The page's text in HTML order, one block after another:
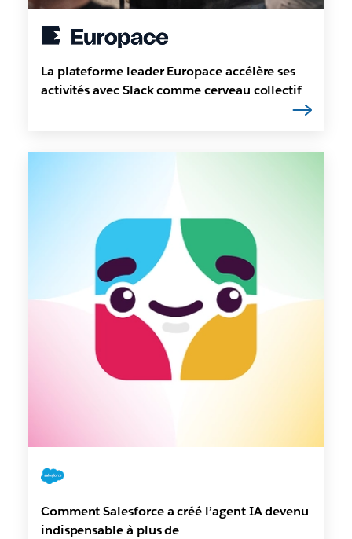
La plateforme leader Europace accélère ses
activités avec Slack comme cerveau collectif
Comment Salesforce a créé l’agent IA devenu
indispensable à plus de